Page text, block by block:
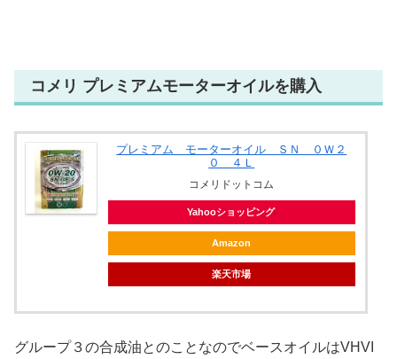
コメリ プレミアムモーターオイルを購入
プレミアム モーターオイル ＳＮ ０Ｗ２
０ ４Ｌ
コメリドットコム
Yahooショッピング
Amazon
楽天市場
グループ３の合成油とのことなのでベースオイルはVHVI